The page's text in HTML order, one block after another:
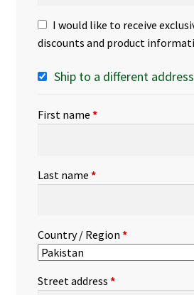
I would like to receive
discounts and product
Ship to a different
First name *
Last name *
Country / Region *
Street address *